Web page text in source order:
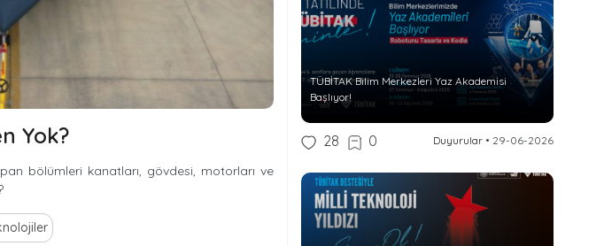
Yok?
bölümleri kanatları, gövdesi, motorları ve
TÜBİTAK Bilim Merkezleri Yaz Akademisi
Başlıyor!
28 0 Duyurular• 29-06-2026